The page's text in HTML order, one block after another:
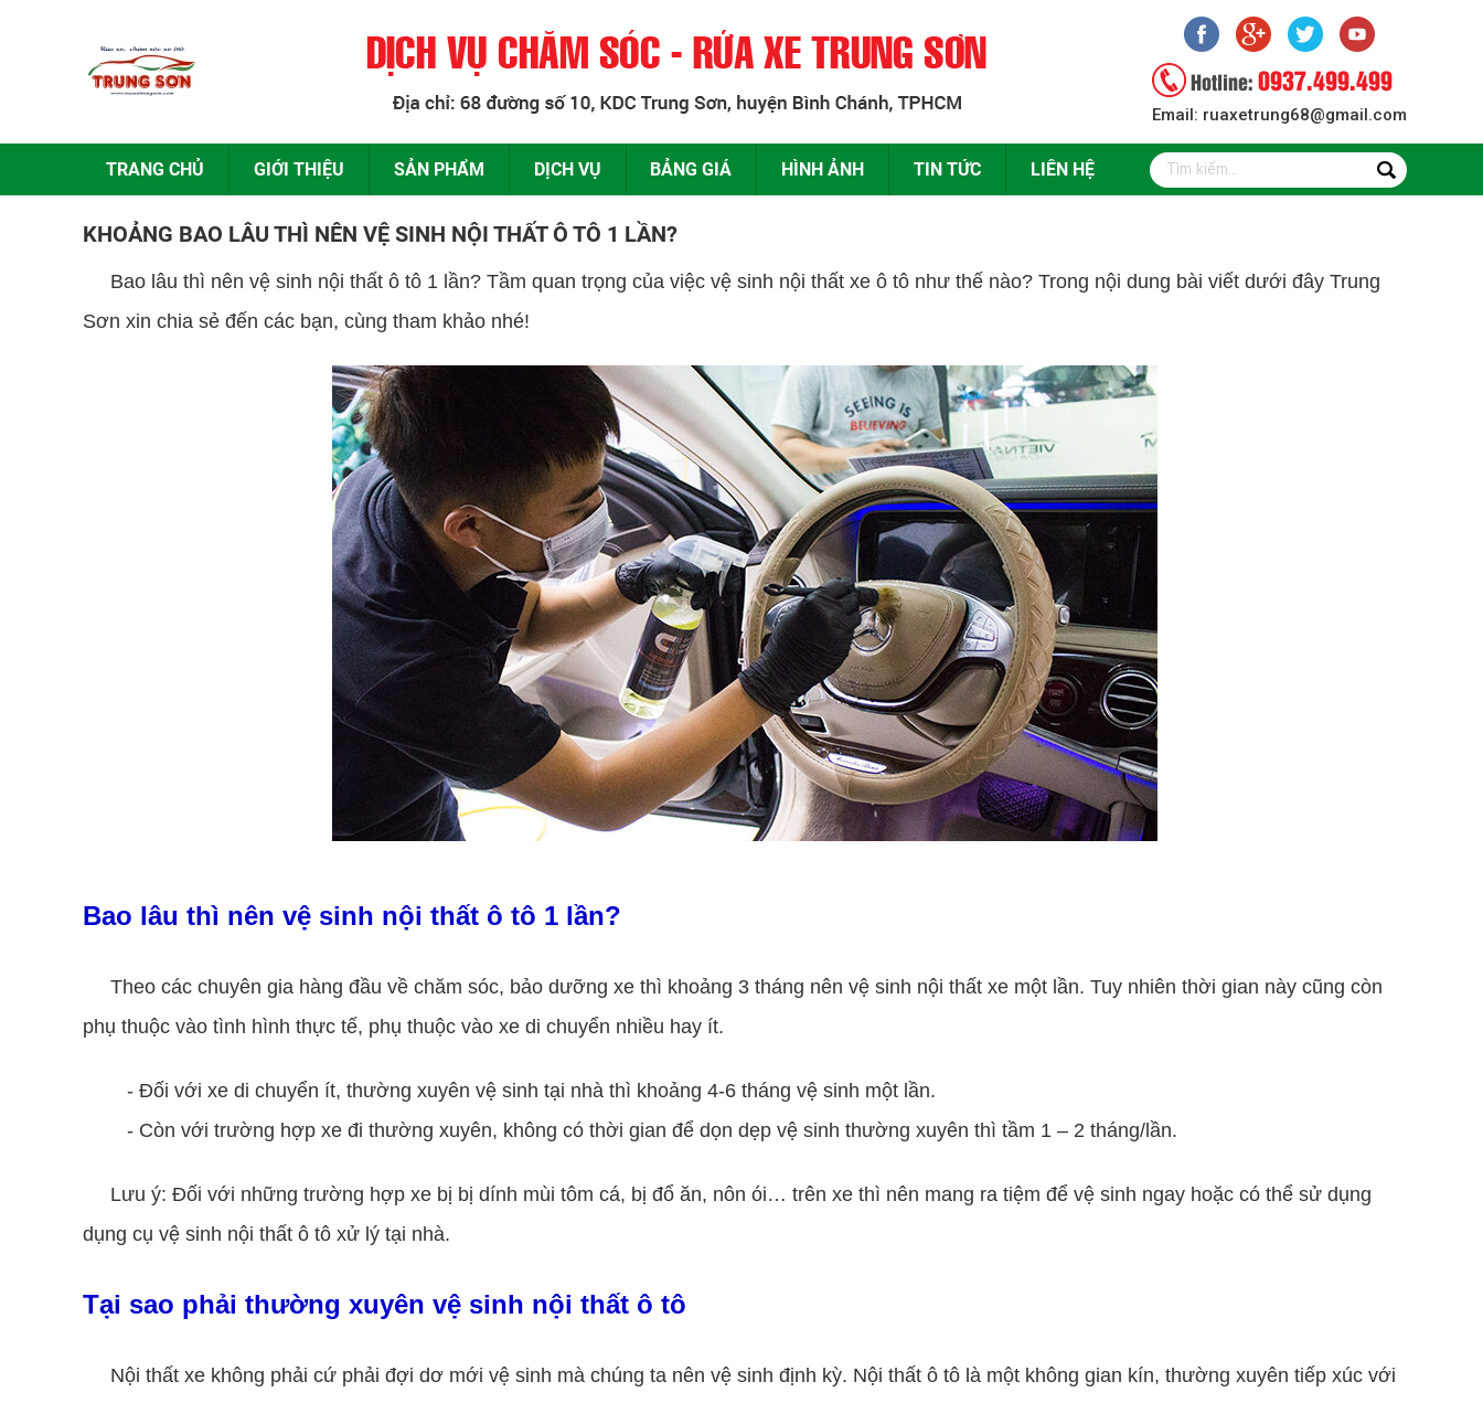
Hotline: 0937.499.499
Email: ruaxetrung68@gmail.com
TRANG CHỦ GIỚI THIỆU SẢN PHẨM DỊCH VỤ BẢNG GIÁ HÌNH ẢNH TIN TỨC LIÊN HỆ
KHOẢNG BAO LÂU THÌ NÊN VỆ SINH NỘI THẤT Ô TÔ 1 LẦN?
Bao lâu thì nên vệ sinh nội thất ô tô 1 lần? Tầm quan trọng của việc vệ sinh nội thất xe ô tô như thế nào? Trong nội dung bài viết dưới đây Trung
Sơn xin chia sẻ đến các bạn, cùng tham khảo nhé!
Bao lâu thì nên vệ sinh nội thất ô tô 1 lần?
Theo các chuyên gia hàng đầu về chăm sóc, bảo dưỡng xe thì khoảng 3 tháng nên vệ sinh nội thất xe một lần. Tuy nhiên thời gian này cũng còn
phụ thuộc vào tình hình thực tế, phụ thuộc vào xe di chuyển nhiều hay ít.
- Đối với xe di chuyển ít, thường xuyên vệ sinh tại nhà thì khoảng 4-6 tháng vệ sinh một lần.
- Còn với trường hợp xe đi thường xuyên, không có thời gian để dọn dẹp vệ sinh thường xuyên thì tầm 1 – 2 tháng/lần.
Lưu ý: Đối với những trường hợp xe bị bị dính mùi tôm cá, bị đổ ăn, nôn ói… trên xe thì nên mang ra tiệm để vệ sinh ngay hoặc có thể sử dụng
dụng cụ vệ sinh nội thất ô tô xử lý tại nhà.
Tại sao phải thường xuyên vệ sinh nội thất ô tô
Nội thất xe không phải cứ phải đợi dơ mới vệ sinh mà chúng ta nên vệ sinh định kỳ. Nội thất ô tô là một không gian kín, thường xuyên tiếp xúc với